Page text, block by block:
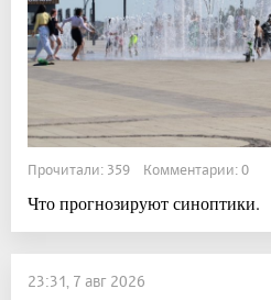
Прочитали: 359 Комментарии: 0
Что прогнозируют синоптики.
23:31, 7 авг 2026